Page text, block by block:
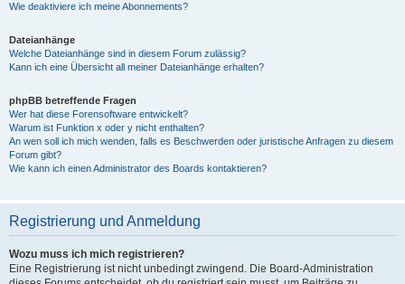
Wie deaktiviere ich meine Abonnements?
Dateianhänge
Welche Dateianhänge sind in diesem Forum zulässig?
Kann ich eine Übersicht all meiner Dateianhänge erhalten?
phpBB betreffende Fragen
Wer hat diese Forensoftware entwickelt?
Warum ist Funktion x oder y nicht enthalten?
An wen soll ich mich wenden, falls es Beschwerden oder juristische Anfragen zu diesem
Forum gibt?
Wie kann ich einen Administrator des Boards kontaktieren?
Registrierung und Anmeldung
Wozu muss ich mich registrieren?
Eine Registrierung ist nicht unbedingt zwingend. Die Board-Administration